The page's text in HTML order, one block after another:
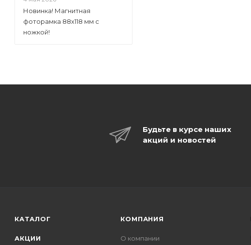
Новинка! Магнитная
фоторамка 88х118 мм с
ножкой!
Будьте в курсе наших
акций и новостей
КАТАЛОГ
АКЦИИ
КОМПАНИЯ
О компании